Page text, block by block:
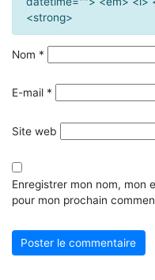
<strong>
Nom *
E-mail *
Site web
Enregistrer mon nom, mon
pour mon prochain